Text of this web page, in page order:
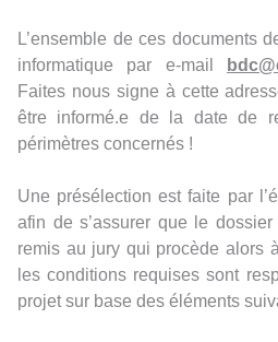
L’ensemble de ces documents
informatique par e-mail
Faites nous signe à cette
être informé.e de la date de
périmètres concernés !
Une présélection est faite par
afin de s’assurer que le dossier
remis au jury qui procède alors
les conditions requises sont
projet sur base des éléments